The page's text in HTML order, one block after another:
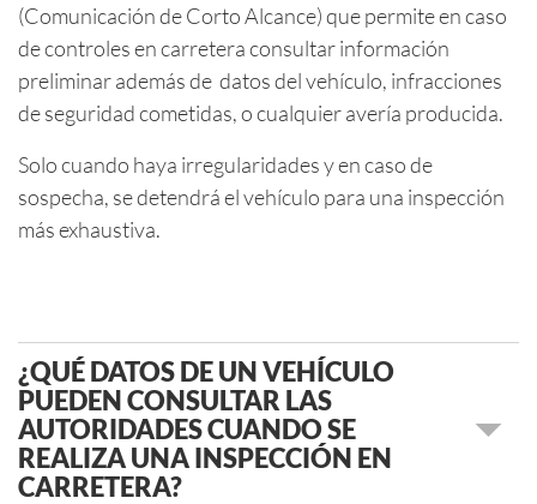
(Comunicación de Corto Alcance) que permite en caso
de controles en carretera consultar información
preliminar además de datos del vehículo, infracciones
de seguridad cometidas, o cualquier avería producida.
Solo cuando haya irregularidades y en caso de
sospecha, se detendrá el vehículo para una inspección
más exhaustiva.
¿QUÉ DATOS DE UN VEHÍCULO
PUEDEN CONSULTAR LAS
AUTORIDADES CUANDO SE
REALIZA UNA INSPECCIÓN EN
CARRETERA?